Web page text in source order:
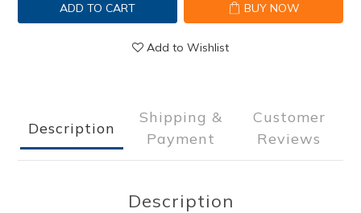
ADD TO CART BUY NOW
Add to Wishlist
Description
Shipping &
Payment
Customer
Reviews
Description